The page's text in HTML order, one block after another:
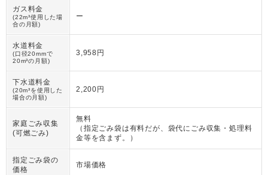
ガス料金
(22m³使用した場
合の月額)
ー
水道料金
(口径20mmで
20m³の月額)
3,958円
下水道料金
(20m³を使用した
場合の月額)
2,200円
家庭ごみ収集
(可燃ごみ)
無料
（ 指定ごみ袋は有料だが、袋代にごみ収集・処理料
金等を含まず。
）
指定ごみ袋の
価格
市場価格